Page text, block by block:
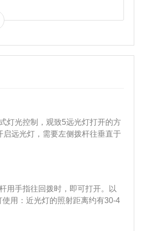
灯光控制，观致5远光灯打开的方
远光灯，需要左侧拨杆往垂直于
远光灯就关闭，也就恢复了近光
时；3、行经拐角、弯道时；4、
况下行驶时；5、需要看路牌的
用手指往回拨时，即可打开。以
用：近光灯的照射距离约有30-4
的道路上，夜间会车应当在距相